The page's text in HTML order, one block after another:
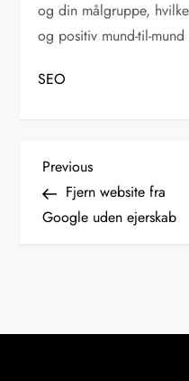
og din målgruppe,
og positiv mund-til-
SEO
I
n
d
s
Previous
Post
Previous
Fjern website fra
Google uden ejerskab